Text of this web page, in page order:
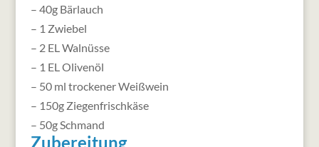
– 40g Bärlauch
– 1 Zwiebel
– 2 EL Walnüsse
– 1 EL Olivenöl
– 50 ml trockener Weißwein
– 150g Ziegenfrischkäse
– 50g Schmand
Zubereitung